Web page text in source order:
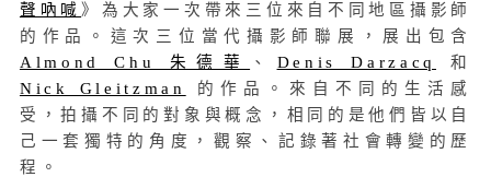
聲吶喊 》為大家一次帶來三位來自不同地區攝影師
的作品。這次三位當代攝影師聯展，展出包含
Almond Chu 朱德華
、 Denis Darzacq
和
Nick Gleitzman
的作品。來自不同的生活感
受，拍攝不同的對象與概念，相同的是他們皆以自
己一套獨特的角度，觀察、記錄著社會轉變的歷
程。